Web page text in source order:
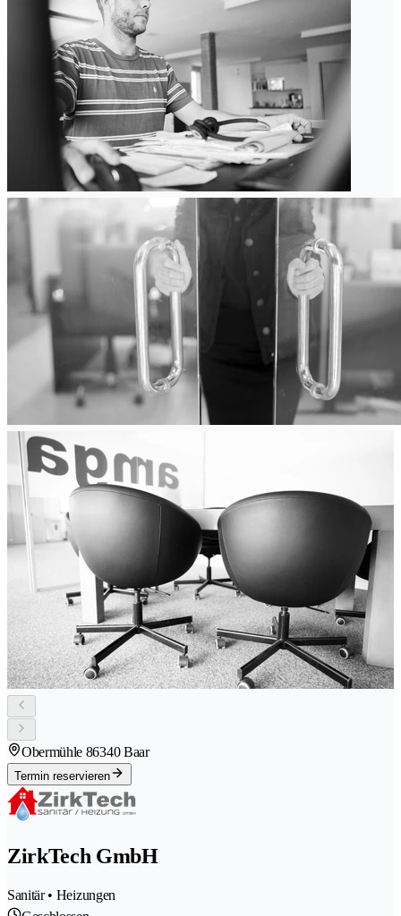
Obermühle 86340 Baar
Termin reservieren
ZirkTech GmbH
Sanitär • Heizungen